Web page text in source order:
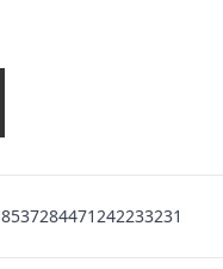
8537284471242233231